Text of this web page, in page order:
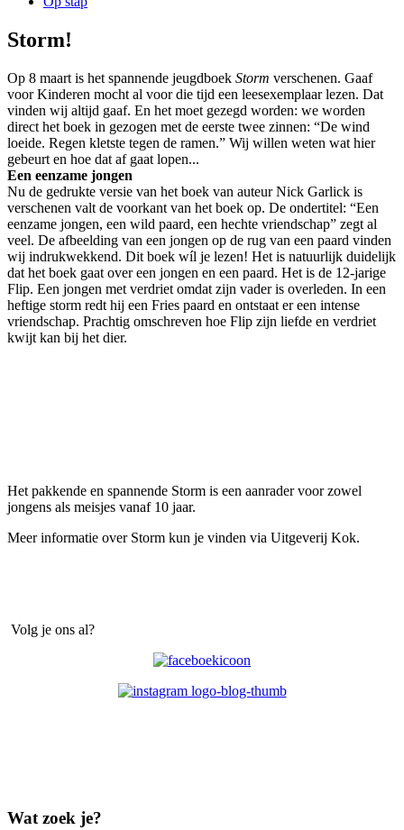
Storm!
Op 8 maart is het spannende jeugdboek Storm verschenen. Gaaf
voor Kinderen mocht al voor die tijd een leesexemplaar lezen. Dat
vinden wij altijd gaaf. En het moet gezegd worden: we worden
direct het boek in gezogen met de eerste twee zinnen: “De wind
loeide. Regen kletste tegen de ramen.” Wij willen weten wat hier
gebeurt en hoe dat af gaat lopen...
Een eenzame jongen
Nu de gedrukte versie van het boek van auteur Nick Garlick is
verschenen valt de voorkant van het boek op. De ondertitel: “Een
eenzame jongen, een wild paard, een hechte vriendschap” zegt al
veel. De afbeelding van een jongen op de rug van een paard vinden
wij indrukwekkend. Dit boek wíl je lezen! Het is natuurlijk duidelijk
dat het boek gaat over een jongen en een paard. Het is de 12-jarige
Flip. Een jongen met verdriet omdat zijn vader is overleden. In een
heftige storm redt hij een Fries paard en ontstaat er een intense
vriendschap. Prachtig omschreven hoe Flip zijn liefde en verdriet
kwijt kan bij het dier.
Het pakkende en spannende Storm is een aanrader voor zowel
jongens als meisjes vanaf 10 jaar.
Meer informatie over Storm kun je vinden via Uitgeverij Kok.
Volg je ons al?
Wat zoek je?